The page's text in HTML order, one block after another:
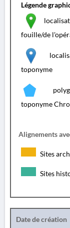
Légende
fouille/de
toponyme
toponyme
Alignements
Sites
Sites
Date de création